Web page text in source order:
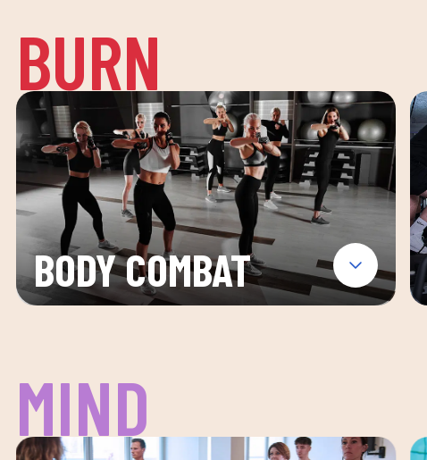
BURN
BODY COMBAT
MIND